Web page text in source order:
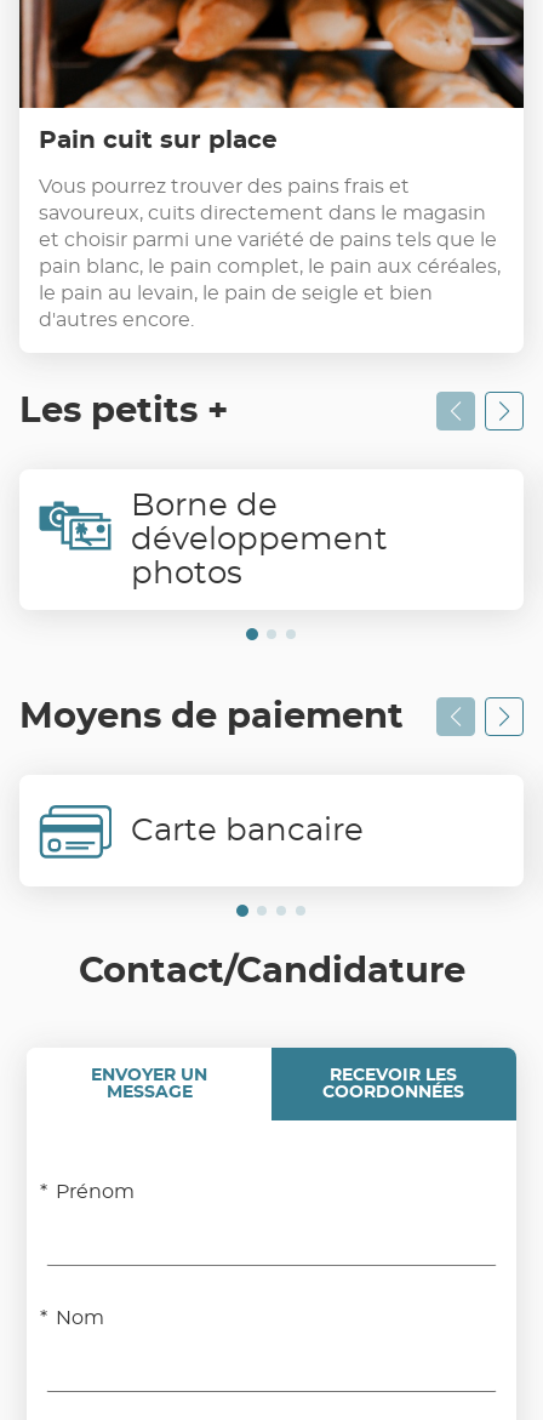
Pain cuit sur place
Vous pourrez trouver des pains frais et
savoureux, cuits directement dans le magasin
et choisir parmi une variété de pains tels que le
pain blanc, le pain complet, le pain aux céréales,
le pain au levain, le pain de seigle et bien
d'autres encore.
Les petits +
Borne de
développement
photos
Moyens de paiement
Carte bancaire
Contact/Candidature
ENVOYER UN
MESSAGE
RECEVOIR LES
COORDONNÉES
Prénom
Nom